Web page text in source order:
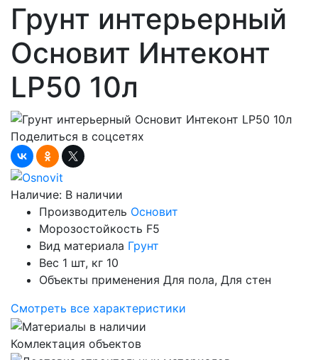
Грунт интерьерный
Основит Интеконт
LP50 10л
Поделиться в соцсетях
Наличие: В наличии
Производитель Основит
Морозостойкость F5
Вид материала Грунт
Вес 1 шт, кг 10
Объекты применения Для пола, Для стен
Смотреть все характеристики
Комлектация объектов